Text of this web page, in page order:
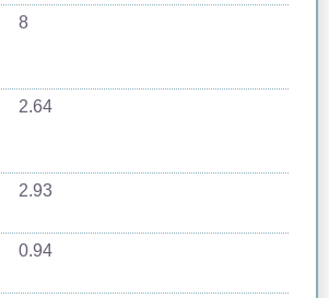
8
2.64
2.93
0.94